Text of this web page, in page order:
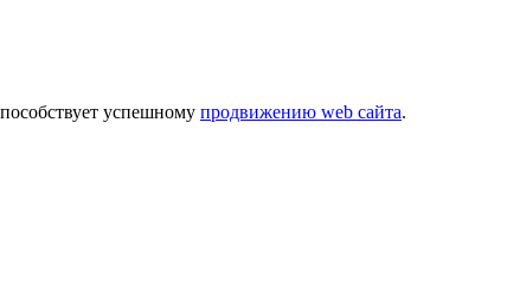
успешному продвижению web сайта.